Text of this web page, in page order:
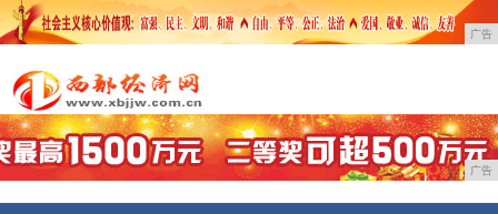
广告
广告